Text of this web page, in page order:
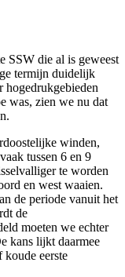
SSW die al is geweest
termijn duidelijk
hogedrukgebieden
was, zien we nu dat
winden,
tussen 6 en 9
te worden
en west waaien.
de periode vanuit het
de
moeten we echter
kans lijkt daarmee
koude eerste